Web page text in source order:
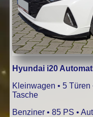
Hyundai i20
Kleinwagen • 5 Türen
Tasche
Benziner • 85 PS •